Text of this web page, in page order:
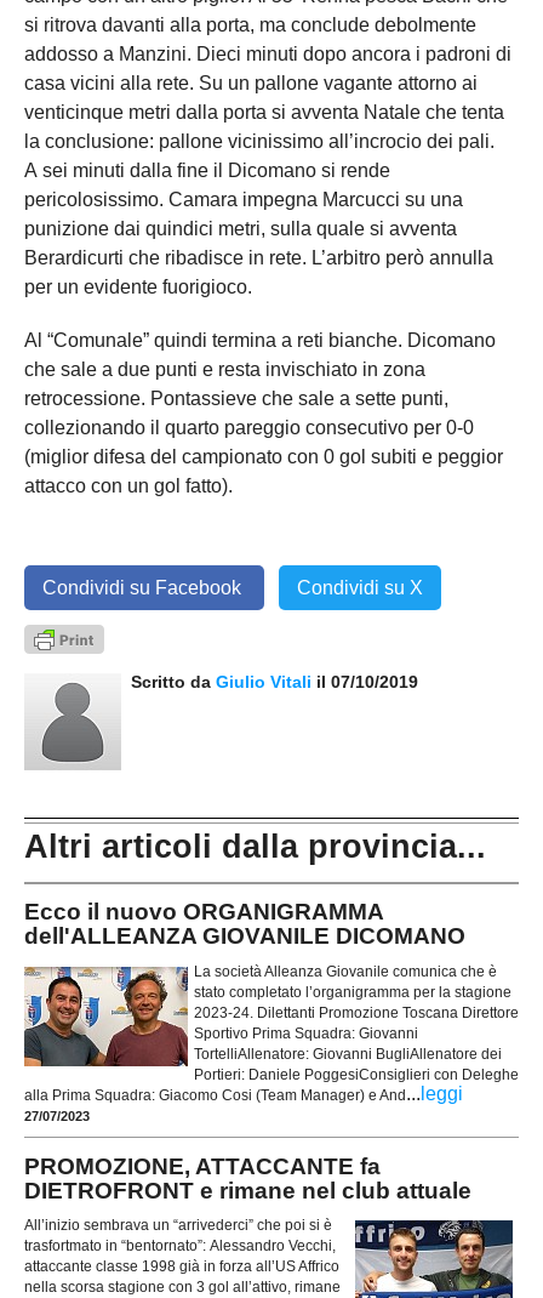
si ritrova davanti alla porta, ma conclude debolmente
addosso a Manzini. Dieci minuti dopo ancora i padroni di
casa vicini alla rete. Su un pallone vagante attorno ai
venticinque metri dalla porta si avventa Natale che tenta
la conclusione: pallone vicinissimo all’incrocio dei pali.
A sei minuti dalla fine il Dicomano si rende
pericolosissimo. Camara impegna Marcucci su una
punizione dai quindici metri, sulla quale si avventa
Berardicurti che ribadisce in rete. L’arbitro però annulla
per un evidente fuorigioco.
Al “Comunale” quindi termina a reti bianche. Dicomano
che sale a due punti e resta invischiato in zona
retrocessione. Pontassieve che sale a sette punti,
collezionando il quarto pareggio consecutivo per 0-0
(miglior difesa del campionato con 0 gol subiti e peggior
attacco con un gol fatto).
Condividi su Facebook Condividi su X
Scritto da Giulio Vitali il 07/10/2019
Altri articoli dalla provincia...
Ecco il nuovo ORGANIGRAMMA
dell'ALLEANZA GIOVANILE DICOMANO
La società Alleanza Giovanile comunica che è
stato completato l’organigramma per la stagione
2023-24. Dilettanti Promozione Toscana Direttore
Sportivo Prima Squadra: Giovanni
TortelliAllenatore: Giovanni BugliAllenatore dei
Portieri: Daniele PoggesiConsiglieri con Deleghe
alla Prima Squadra: Giacomo Cosi (Team Manager) e And... leggi
27/07/2023
PROMOZIONE, ATTACCANTE fa
DIETROFRONT e rimane nel club attuale
All’inizio sembrava un “arrivederci” che poi si è
trasfortmato in “bentornato”: Alessandro Vecchi,
attaccante classe 1998 già in forza all’US Affrico
nella scorsa stagione con 3 gol all’attivo, rimane